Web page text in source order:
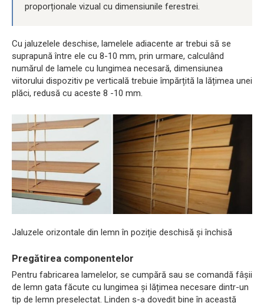
proporționale vizual cu dimensiunile ferestrei.
Cu jaluzelele deschise, lamelele adiacente ar trebui să se
suprapună între ele cu 8-10 mm, prin urmare, calculând
numărul de lamele cu lungimea necesară, dimensiunea
viitorului dispozitiv pe verticală trebuie împărțită la lățimea unei
plăci, redusă cu aceste 8 -10 mm.
Jaluzele orizontale din lemn în poziție deschisă și închisă
Pregătirea componentelor
Pentru fabricarea lamelelor, se cumpără sau se comandă fâșii
de lemn gata făcute cu lungimea și lățimea necesare dintr-un
tip de lemn preselectat. Linden s-a dovedit bine în această